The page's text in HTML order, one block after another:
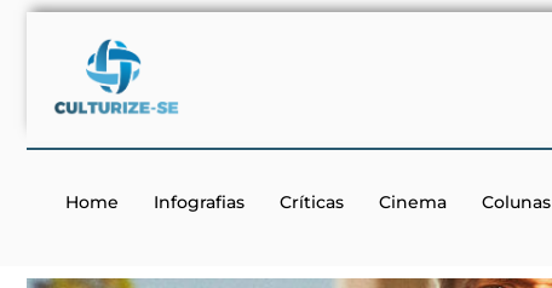
Home Infografias Críticas Cinema Colunas